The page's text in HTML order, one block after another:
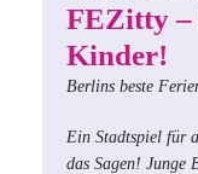
FEZitty –
Kinder!
Berlins beste
Ein Stadtspiel für
das Sagen! Junge